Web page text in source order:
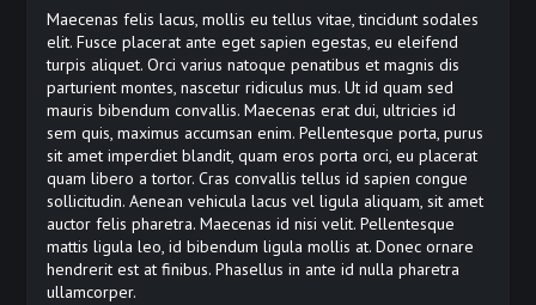
Maecenas felis lacus, mollis eu tellus vitae, tincidunt sodales
elit. Fusce placerat ante eget sapien egestas, eu eleifend
turpis aliquet. Orci varius natoque penatibus et magnis dis
parturient montes, nascetur ridiculus mus. Ut id quam sed
mauris bibendum convallis. Maecenas erat dui, ultricies id
sem quis, maximus accumsan enim. Pellentesque porta, purus
sit amet imperdiet blandit, quam eros porta orci, eu placerat
quam libero a tortor. Cras convallis tellus id sapien congue
sollicitudin. Aenean vehicula lacus vel ligula aliquam, sit amet
auctor felis pharetra. Maecenas id nisi velit. Pellentesque
mattis ligula leo, id bibendum ligula mollis at. Donec ornare
hendrerit est at finibus. Phasellus in ante id nulla pharetra
ullamcorper.